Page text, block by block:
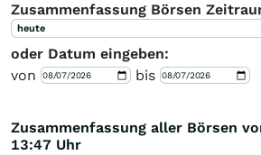
Zusammenfassung Börsen
heute
oder Datum eingeben:
von
bis
Zusammenfassung aller Börsen
13:47 Uhr